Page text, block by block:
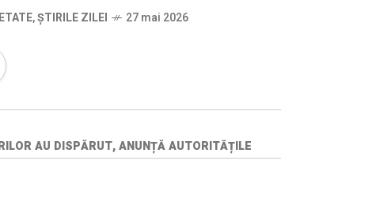
,ȘTIRILE ZILEI 27 mai 2026
AU DISPĂRUT, ANUNȚĂ AUTORITĂȚILE